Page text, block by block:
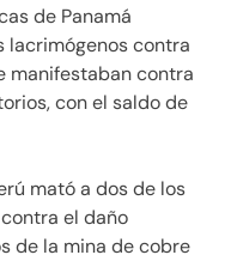
de Panamá
lacrimógenos contra
manifestaban contra
con el saldo de
mató a dos de los
el daño
de la mina de cobre